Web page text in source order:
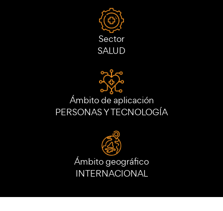
Sector
SALUD
Ámbito de aplicación
PERSONAS Y TECNOLOGÍA
Ámbito geográfico
INTERNACIONAL